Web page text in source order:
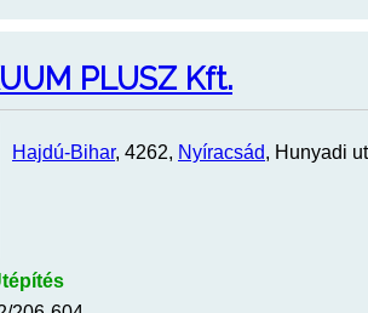
PLUSZ Kft.
Hajdú-Bihar, 4262, Nyíracsád, Hunyadi